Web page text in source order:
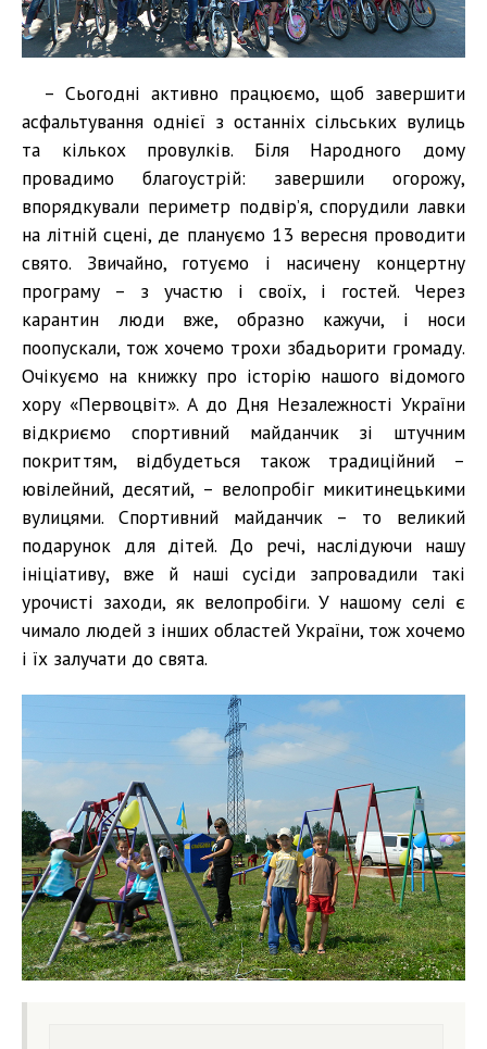
– Сьогодні активно працюємо, щоб завершити
асфальтування однієї з останніх сільських вулиць
та кількох провулків. Біля Народного дому
провадимо благоустрій: завершили огорожу,
впорядкували периметр подвір’я, спорудили лавки
на літній сцені, де плануємо 13 вересня проводити
свято. Звичайно, готуємо і насичену концертну
програму – з участю і своїх, і гостей. Через
карантин люди вже, образно кажучи, і носи
поопускали, тож хочемо трохи збадьорити громаду.
Очікуємо на книжку про історію нашого відомого
хору «Первоцвіт». А до Дня Незалежності України
відкриємо спортивний майданчик зі штучним
покриттям, відбудеться також традиційний –
ювілейний, десятий, – велопробіг микитинецькими
вулицями. Спортивний майданчик – то великий
подарунок для дітей. До речі, наслідуючи нашу
ініціативу, вже й наші сусіди запровадили такі
урочисті заходи, як велопробіги. У нашому селі є
чимало людей з інших областей України, тож хочемо
і їх залучати до свята.